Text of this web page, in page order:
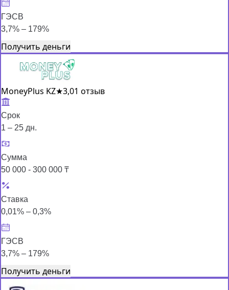
ГЭСВ
3,7% – 179%
Получить деньги
MoneyPlus KZ★3,01 отзыв
Срок
1 – 25 дн.
Сумма
50 000 - 300 000 ₸
Ставка
0,01% – 0,3%
ГЭСВ
3,7% – 179%
Получить деньги